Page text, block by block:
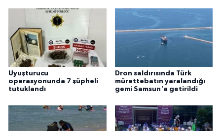
Uyuşturucu
operasyonunda 7 şüpheli
tutuklandı
Dron saldırısında Türk
mürettebatın yaralandığı
gemi Samsun'a getirildi